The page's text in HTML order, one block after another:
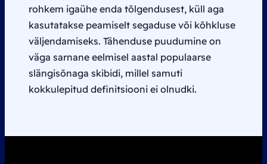
rohkem igaühe enda tõlgendusest, küll aga
kasutatakse peamiselt segaduse või kõhkluse
väljendamiseks. Tähenduse puudumine on
väga sarnane eelmisel aastal populaarse
slängisõnaga skibidi, millel samuti
kokkulepitud definitsiooni ei olnudki.